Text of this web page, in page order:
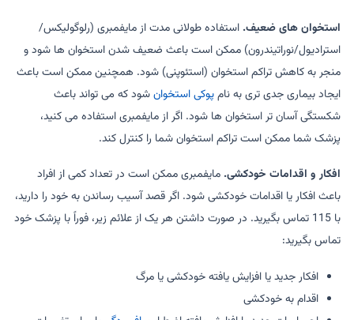
استخوان های ضعیف. استفاده طولانی مدت از مایفمبری (رلوگولیکس/
استرادیول/نوراتیندرون) ممکن است باعث ضعیف شدن استخوان ها شود و
منجر به کاهش تراکم استخوان (استئوپنی) شود. همچنین ممکن است باعث
ایجاد بیماری جدی تری به نامپوکی استخوانشود که می تواند باعث
شکستگی آسان تر استخوان ها شود. اگر از مایفمبری استفاده می کنید،
پزشک شما ممکن است تراکم استخوان شما را کنترل کند.
افکار و اقدامات خودکشی. مایفمبری ممکن است در تعداد کمی از افراد
باعث افکار یا اقدامات خودکشی شود. اگر قصد آسیب رساندن به خود را دارید،
با 115 تماس بگیرید. در صورت داشتن هر یک از علائم زیر، فوراً با پزشک خود
تماس بگیرید:
افکار جدید یا افزایش یافته خودکشی یا مرگ
اقدام به خودکشی